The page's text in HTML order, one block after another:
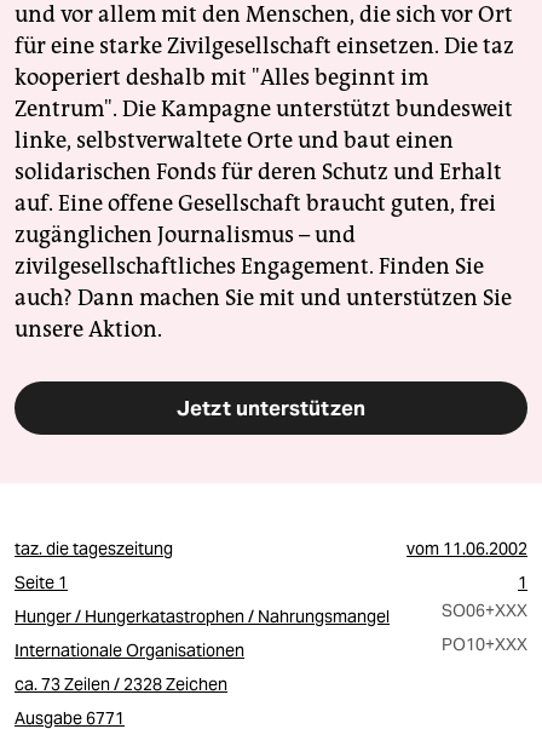
und vor allem mit den Menschen, die sich vor Ort
für eine starke Zivilgesellschaft einsetzen. Die taz
kooperiert deshalb mit "Alles beginnt im
Zentrum". Die Kampagne unterstützt bundesweit
linke, selbstverwaltete Orte und baut einen
solidarischen Fonds für deren Schutz und Erhalt
auf. Eine offene Gesellschaft braucht guten, frei
zugänglichen Journalismus – und
zivilgesellschaftliches Engagement. Finden Sie
auch? Dann machen Sie mit und unterstützen Sie
unsere Aktion.
Jetzt unterstützen
taz. die tageszeitung vom 11.06.2002
Seite 1
1
Hunger / Hungerkatastrophen / Nahrungsmangel
SO06+XXX
Internationale Organisationen
PO10+XXX
ca. 73 Zeilen / 2328 Zeichen
Ausgabe 6771